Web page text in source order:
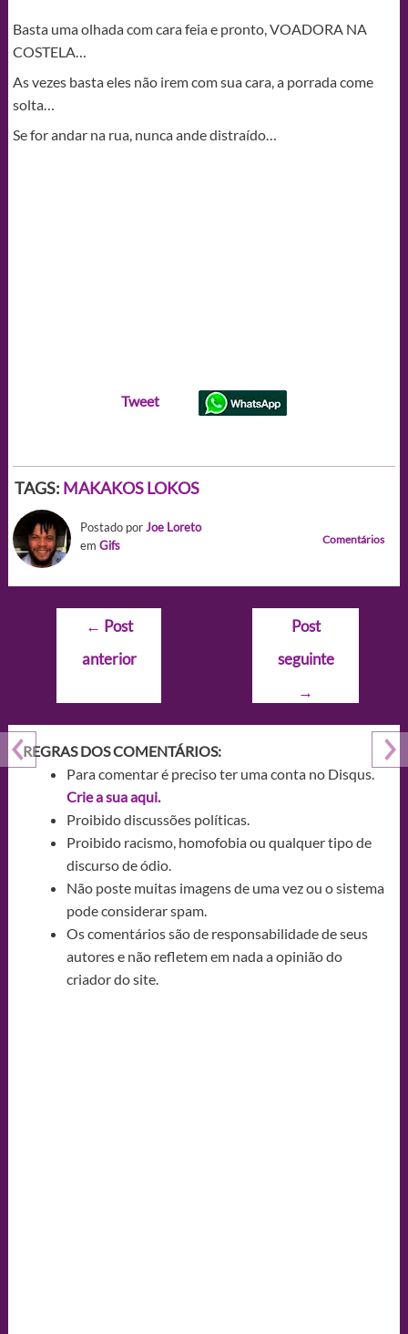
Basta uma olhada com cara feia e pronto, VOADORA NA
COSTELA…
As vezes basta eles não irem com sua cara, a porrada come
solta…
Se for andar na rua, nunca ande distraído…
Tweet
TAGS: MAKAKOS LOKOS
Postado porJoe Loreto
em Gifs Comentários
Navegação
Post
← Post
anterior
Post
seguinte
→
REGRAS DOS COMENTÁRIOS:
Para comentar é preciso ter uma conta no Disqus.
Crie a sua aqui.
Proibido discussões políticas.
Proibido racismo, homofobia ou qualquer tipo de
discurso de ódio.
Não poste muitas imagens de uma vez ou o sistema
pode considerar spam.
Os comentários são de responsabilidade de seus
autores e não refletem em nada a opinião do
criador do site.